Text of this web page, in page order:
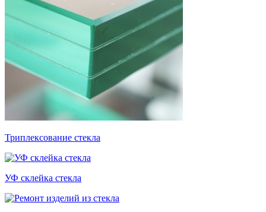
Триплексование стекла
УФ склейка стекла